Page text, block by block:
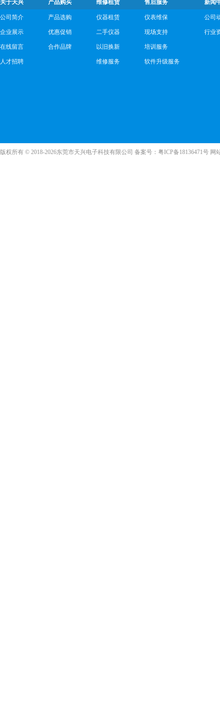
关于天兴
公司简介
企业展示
在线留言
人才招聘
产品购买
产品选购
优惠促销
合作品牌
维修租赁
仪器租赁
二手仪器
以旧换新
维修服务
售后服务
仪表维保
现场支持
培训服务
软件升级服务
新闻
公司
行业
版权所有 © 2018-2026东莞市天兴电子科技有限公司 备案号： 粤ICP备18136471号 网